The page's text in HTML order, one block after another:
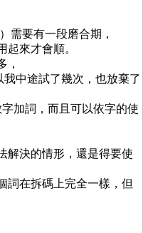
需要有一段磨合期，
起來才會順。
，
中途試了幾次，也放棄了
加詞，而且可以依字的使
解決的情形，還是得要使
詞在拆碼上完全一樣，但